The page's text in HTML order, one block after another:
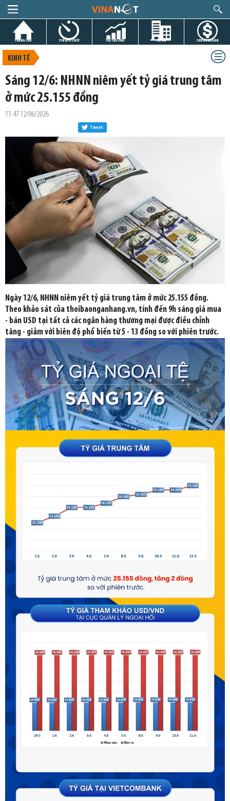
TRANG CHỦ TIN GIỜ CHÓT THỊ TRƯỜNG DỰ ÁN CHỨNG KHOÁN
KINH TẾ
Sáng 12/6: NHNN niêm yết tỷ giá trung tâm
ở mức 25.155 đồng
11:47 12/06/2026
Tweet
Ngày 12/6, NHNN niêm yết tỷ giá trung tâm ở mức 25.155 đồng.
Theo khảo sát của thoibaonganhang.vn, tính đến 9h sáng giá mua
- bán USD tại tất cả các ngân hàng thương mại được điều chỉnh
tăng - giảm với biên độ phổ biến từ 5 - 13 đồng so với phiên trước.